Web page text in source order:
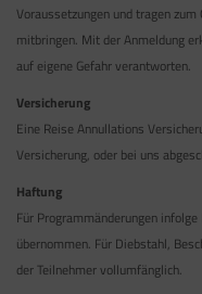
Voraussetzungen und tragen zum
mitbringen. Mit der Anmeldung
auf eigene Gefahr verantworten.
Versicherung
Eine Reise Annullations
Versicherung, oder bei uns
Haftung
Für Programmänderungen
übernommen. Für Diebstahl,
der Teilnehmer vollumfänglich.